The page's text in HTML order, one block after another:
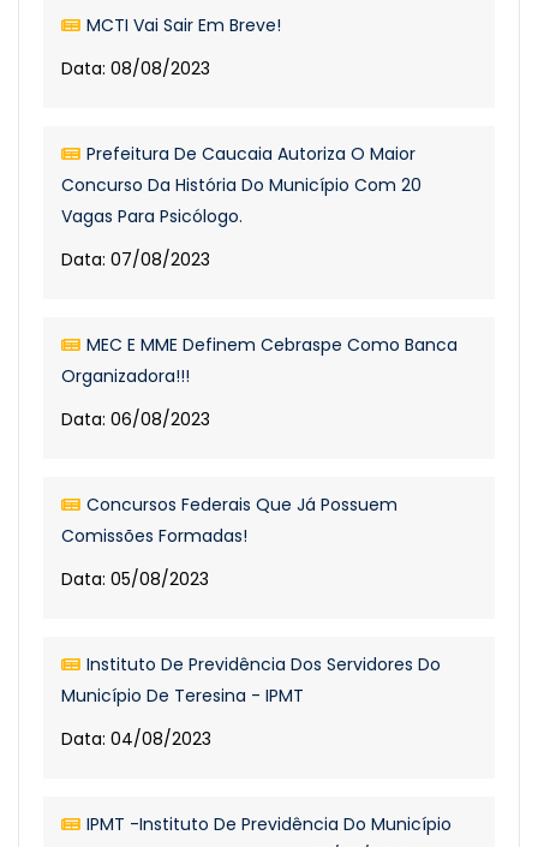
MCTI Vai Sair Em Breve!
Data: 08/08/2023
Prefeitura De Caucaia Autoriza O Maior
Concurso Da História Do Município Com 20
Vagas Para Psicólogo.
Data: 07/08/2023
MEC E MME Definem Cebraspe Como Banca
Organizadora!!!
Data: 06/08/2023
Concursos Federais Que Já Possuem
Comissões Formadas!
Data: 05/08/2023
Instituto De Previdência Dos Servidores Do
Município De Teresina - IPMT
Data: 04/08/2023
IPMT -Instituto De Previdência Do Município